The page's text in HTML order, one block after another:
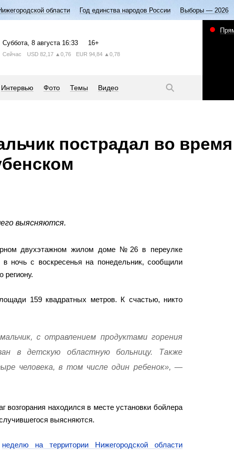
области Год единства народов России Выборы — 2026
Суббота, 8 августа 16:33 16+
Сейчас USD 82,17 ▲0,76 EUR 94,84 ▲0,78
Интервью Фото Темы Видео
пострадал во
выясняются.
двухэтажном жилом доме №26 в переулке
ночь с воскресенья на понедельник, сообщили
159 квадратных метров. К счастью, никто
с отравлением продуктами горения
в детскую областную больницу. Также
человека, в том числе один ребенок», —
находился в месте установки бойлера
выясняются.
неделю на территории Нижегородской области